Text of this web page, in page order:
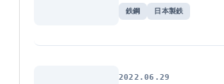
鉄鋼 日本製鉄
2022.06.29